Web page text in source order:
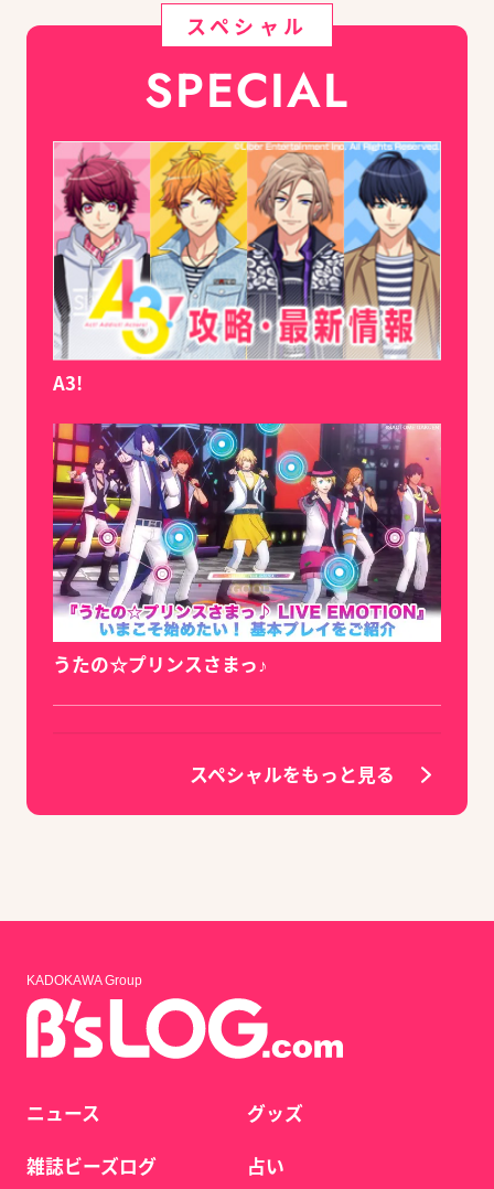
スペシャル
SPECIAL
A3!
うたの☆プリンスさまっ♪
スペシャルをもっと見る
KADOKAWA Group
ニュース
雑誌ビーズログ
グッズ
占い